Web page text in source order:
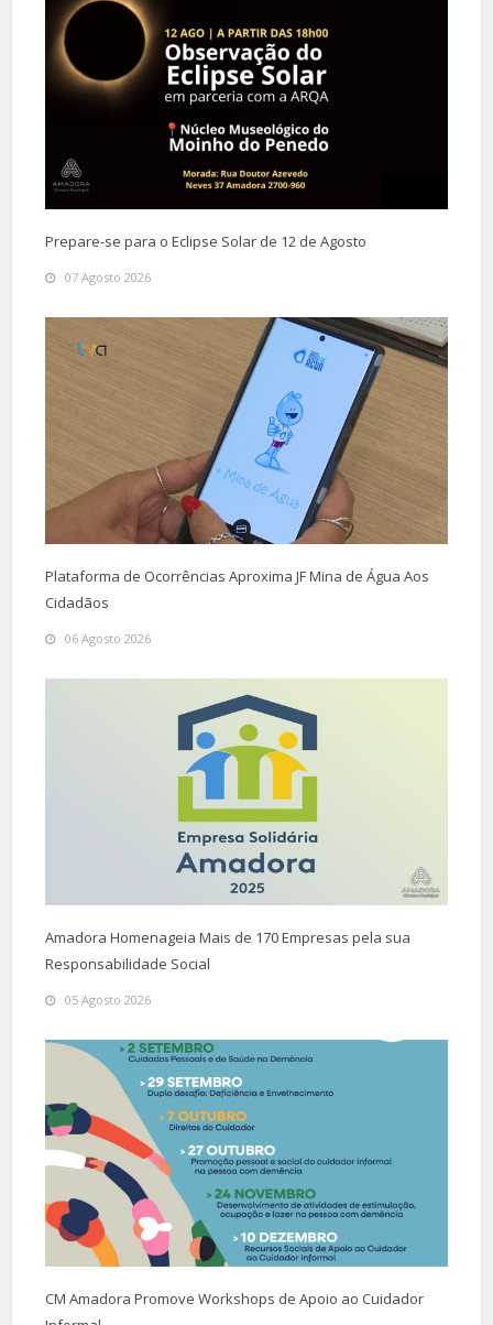
Prepare-se para o Eclipse Solar de 12 de Agosto
07 Agosto 2026
Plataforma de Ocorrências Aproxima JF Mina de Água Aos
Cidadãos
06 Agosto 2026
Amadora Homenageia Mais de 170 Empresas pela sua
Responsabilidade Social
05 Agosto 2026
CM Amadora Promove Workshops de Apoio ao Cuidador